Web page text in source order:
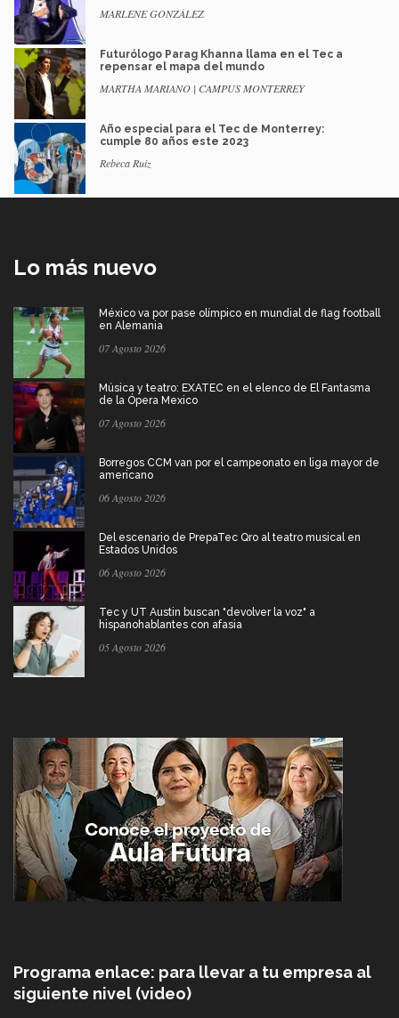
MARLENE GONZÁLEZ
Futurólogo Parag Khanna llama en el Tec a
repensar el mapa del mundo
MARTHA MARIANO | CAMPUS MONTERREY
Año especial para el Tec de Monterrey:
cumple 80 años este 2023
Rebeca Ruiz
Lo más nuevo
México va por pase olímpico en mundial de flag football
en Alemania
07 Agosto 2026
Música y teatro: EXATEC en el elenco de El Fantasma
de la Ópera Mexico
07 Agosto 2026
Borregos CCM van por el campeonato en liga mayor de
americano
06 Agosto 2026
Del escenario de PrepaTec Qro al teatro musical en
Estados Unidos
06 Agosto 2026
Tec y UT Austin buscan "devolver la voz" a
hispanohablantes con afasia
05 Agosto 2026
Programa enlace: para llevar a tu empresa al
siguiente nivel (video)